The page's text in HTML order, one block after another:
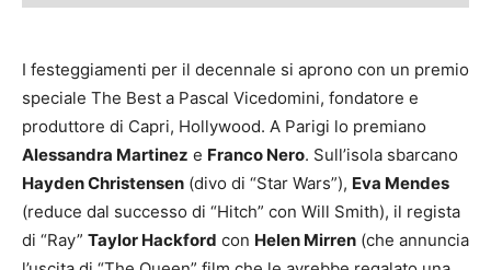
I festeggiamenti per il decennale si aprono con un premio
speciale The Best a Pascal Vicedomini, fondatore e
produttore di Capri, Hollywood. A Parigi lo premiano
Alessandra Martinez e Franco Nero. Sull’isola sbarcano
Hayden Christensen (divo di “Star Wars”), Eva Mendes
(reduce dal successo di “Hitch” con Will Smith), il regista
di “Ray” Taylor Hackford con Helen Mirren (che annuncia